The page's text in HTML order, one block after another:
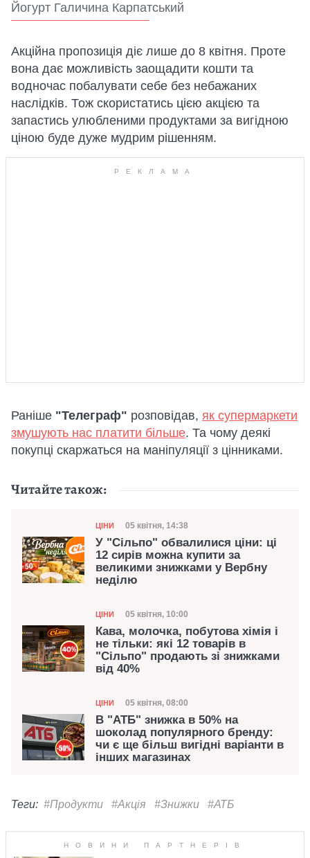
Йогурт Галичина Карпатський
Акційна пропозиція діє лише до 8 квітня. Проте
вона дає можливість заощадити кошти та
водночас побалувати себе без небажаних
наслідків. Тож скористатись цією акцією та
запастись улюбленими продуктами за вигідною
ціною буде дуже мудрим рішенням.
Раніше "Телеграф" розповідав, як супермаркети
змушують нас платити більше. Та чому деякі
покупці скаржаться на маніпуляції з цінниками.
Читайте також:
Категорія
ЦІНИ Дата публікації
05 квітня, 14:38
У "Сільпо" обвалилися ціни: ці
12 сирів можна купити за
великими знижками у Вербну
неділю
Категорія
ЦІНИ Дата публікації
05 квітня, 10:00
Кава, молочка, побутова хімія і
не тільки: які 12 товарів в
"Сільпо" продають зі знижками
від 40%
Категорія
ЦІНИ Дата публікації
05 квітня, 08:00
В "АТБ" знижка в 50% на
шоколад популярного бренду:
чи є ще більш вигідні варіанти в
інших магазинах
Теги: #Продукти #Акція #Знижки #АТБ